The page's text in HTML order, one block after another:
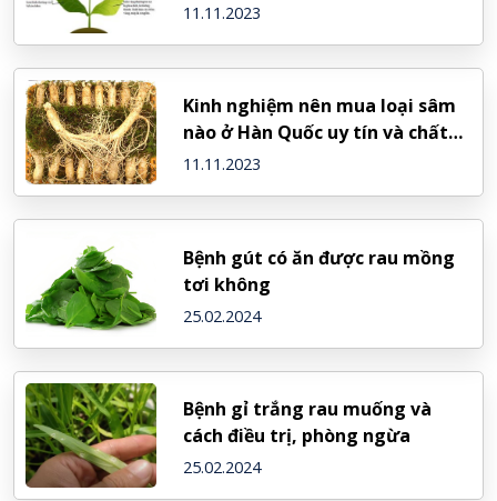
11.11.2023
Kinh nghiệm nên mua loại sâm
nào ở Hàn Quốc uy tín và chất
lượng nhất
11.11.2023
Bệnh gút có ăn được rau mồng
tơi không
25.02.2024
Bệnh gỉ trắng rau muống và
cách điều trị, phòng ngừa
25.02.2024